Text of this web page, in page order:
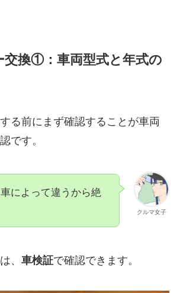
交換①：車両型式と年式の
る前にまず確認することが車両
です。
クルマ女子
によって違うから絶
、 車検証で確認できます。